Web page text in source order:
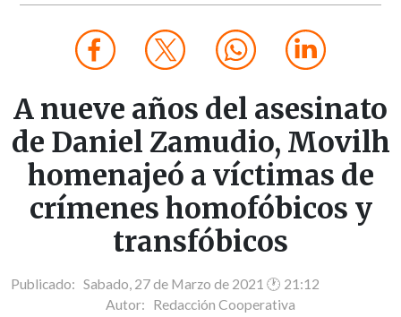
A nueve años del asesinato
de Daniel Zamudio, Movilh
homenajeó a víctimas de
crímenes homofóbicos y
transfóbicos
Publicado: Sabado, 27 de Marzo de 2021 🕐 21:12
Autor: Redacción Cooperativa